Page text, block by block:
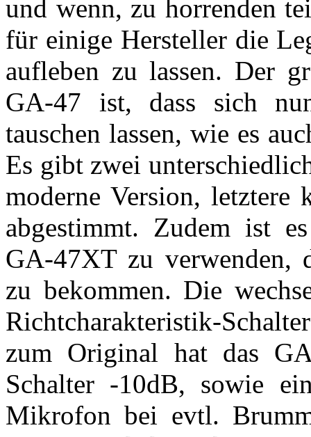
und wenn, zu horrenden
für einige Hersteller die
aufleben zu lassen. Der
GA-47 ist, dass sich
tauschen lassen, wie es
Es gibt zwei
moderne Version, letztere
abgestimmt. Zudem ist
GA-47XT zu verwenden,
zu bekommen. Die
Richtcharakteristik-
zum Original hat das
Schalter -10dB, sowie
Mikrofon bei evtl.